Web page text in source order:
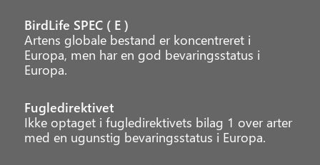
BirdLife SPEC ( E )
Artens globale bestand er koncentreret i
Europa, men har en god bevaringsstatus i
Europa.
Fugledirektivet
Ikke optaget i fugledirektivets bilag 1 over arter
med en ugunstig bevaringsstatus i Europa.